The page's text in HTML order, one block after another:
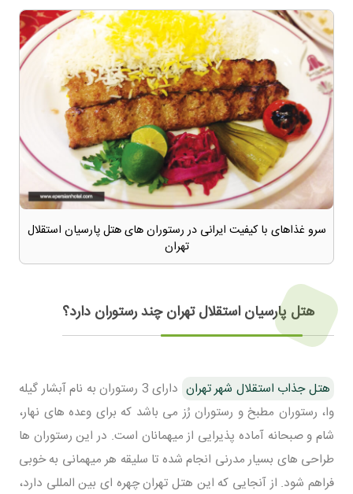
سرو غذاهای با کیفیت ایرانی در رستوران های هتل پارسیان استقلال
تهران
هتل پارسیان استقلال تهران چند رستوران دارد؟
هتل جذاب استقلال شهر تهران
دارای 3 رستوران به نام آبشار گیله
وا، رستوران مطبخ و رستوران رُز می باشد که برای وعده های نهار،
شام و صبحانه آماده پذیرایی از میهمانان است. در این رستوران ها
طراحی های بسیار مدرنی انجام شده تا سلیقه هر میهمانی به خوبی
فراهم شود. از آنجایی که این هتل تهران چهره ای بین المللی دارد،